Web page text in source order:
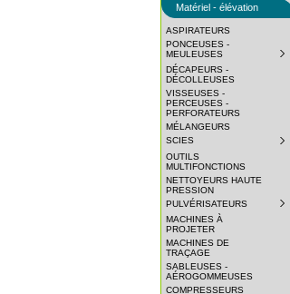
Matériel - élévation
ASPIRATEURS
PONCEUSES -
MEULEUSES
DÉCAPEURS -
DÉCOLLEUSES
VISSEUSES -
PERCEUSES -
PERFORATEURS
MÉLANGEURS
SCIES
OUTILS
MULTIFONCTIONS
NETTOYEURS HAUTE
PRESSION
PULVÉRISATEURS
MACHINES À
PROJETER
MACHINES DE
TRAÇAGE
SABLEUSES -
AÉROGOMMEUSES
COMPRESSEURS